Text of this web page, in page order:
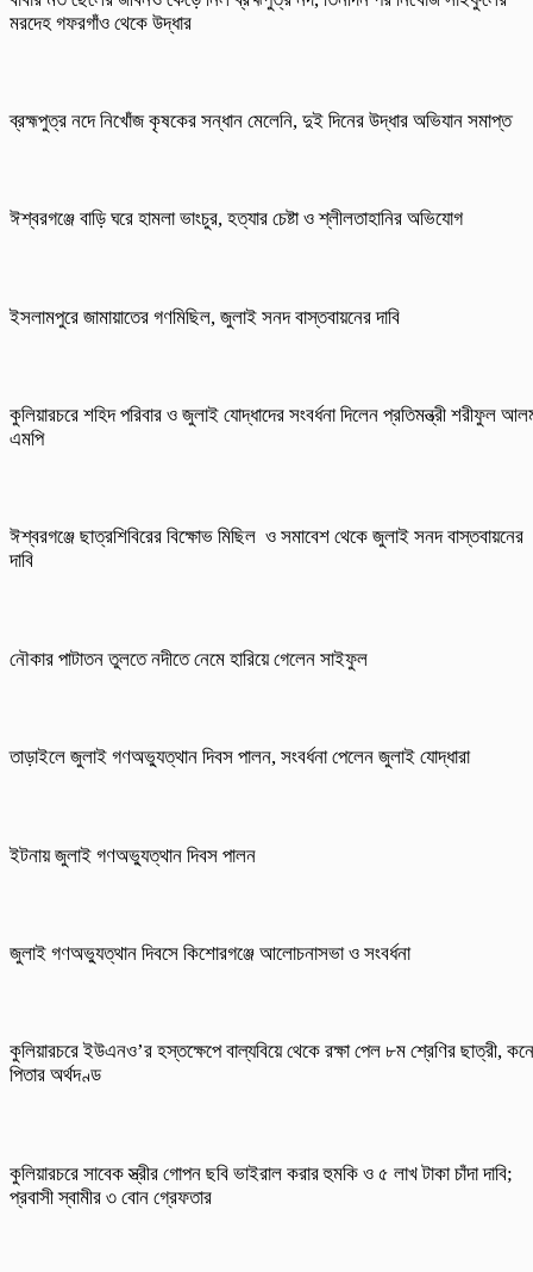
মরদেহ গফরগাঁও থেকে উদ্ধার
ব্রহ্মপুত্র নদে নিখোঁজ কৃষকের সন্ধান মেলেনি, দুই দিনের উদ্ধার অভিযান সমাপ্ত
ঈশ্বরগঞ্জে বাড়ি ঘরে হামলা ভাংচুর, হত্যার চেষ্টা ও শ্লীলতাহানির অভিযোগ
ইসলামপুরে জামায়াতের গণমিছিল, জুলাই সনদ বাস্তবায়নের দাবি
কুলিয়ারচরে শহিদ পরিবার ও জুলাই যোদ্ধাদের সংবর্ধনা দিলেন প্রতিমন্ত্রী শরীফুল
এমপি
ঈশ্বরগঞ্জে ছাত্রশিবিরের বিক্ষোভ মিছিল ও সমাবেশ থেকে জুলাই সনদ বাস্তবায়নের
দাবি
নৌকার পাটাতন তুলতে নদীতে নেমে হারিয়ে গেলেন সাইফুল
তাড়াইলে জুলাই গণঅভ্যুত্থান দিবস পালন, সংবর্ধনা পেলেন জুলাই যোদ্ধারা
ইটনায় জুলাই গণঅভ্যুত্থান দিবস পালন
জুলাই গণঅভ্যুত্থান দিবসে কিশোরগঞ্জে আলোচনাসভা ও সংবর্ধনা
কুলিয়ারচরে ইউএনও’র হস্তক্ষেপে বাল্যবিয়ে থেকে রক্ষা পেল ৮ম শ্রেণির ছাত্রী,
পিতার অর্থদণ্ড
কুলিয়ারচরে সাবেক স্ত্রীর গোপন ছবি ভাইরাল করার হুমকি ও ৫ লাখ টাকা চাঁদা দাবি;
প্রবাসী স্বামীর ৩ বোন গ্রেফতার